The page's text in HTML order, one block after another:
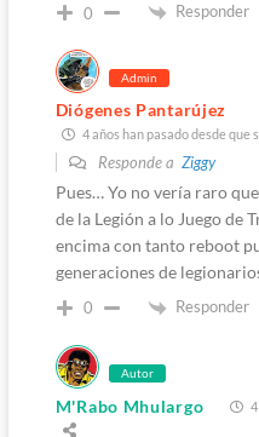
0 Responder
Admin
Diógenes Pantarújez
4 años han pasado desde que
Responde a Ziggy
Pues… Yo no vería raro
de la Legión a lo Juego de
encima con tanto reboot
generaciones de
0 Responder
Autor
M'Rabo Mhulargo